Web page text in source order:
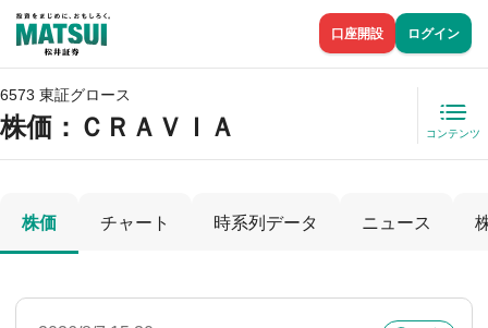
口座開設 ログイン
6573 東証グロース
株価 ：ＣＲＡＶＩＡ コンテンツ
株価 チャート 時系列データ ニュース